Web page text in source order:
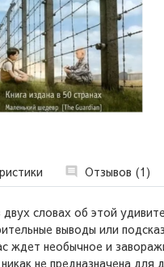
Отзывов (1)
словах об этой
выводы или
ждет необычное и
не предназначена